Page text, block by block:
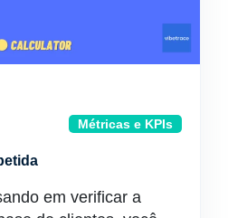
Métricas e KPIs
em verificar a